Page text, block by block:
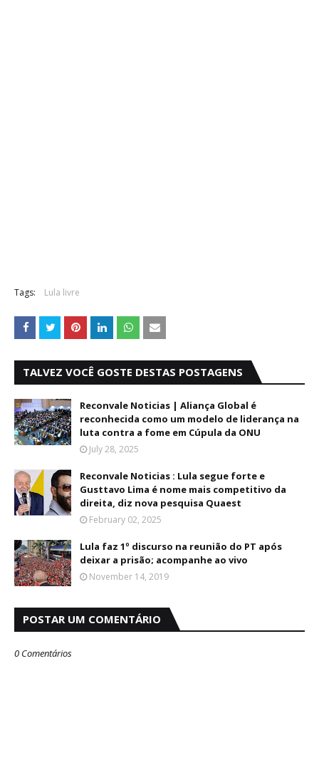
Tags: Lula livre
TALVEZ VOCÊ GOSTE DESTAS POSTAGENS
Reconvale Noticias | Aliança Global é
reconhecida como um modelo de liderança na
luta contra a fome em Cúpula da ONU
July 28, 2025
Reconvale Noticias : Lula segue forte e
Gusttavo Lima é nome mais competitivo da
direita, diz nova pesquisa Quaest
February 02, 2025
Lula faz 1º discurso na reunião do PT após
deixar a prisão; acompanhe ao vivo
November 14, 2019
POSTAR UM COMENTÁRIO
0 Comentários